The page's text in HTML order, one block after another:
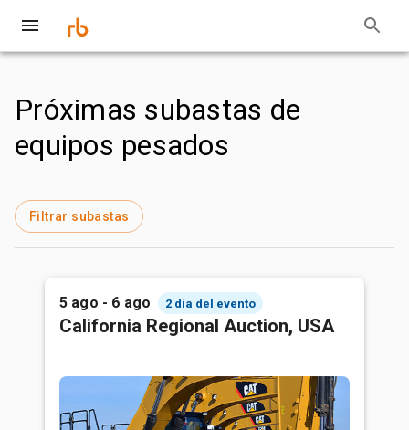
Próximas subastas de
equipos pesados
Filtrar subastas
5 ago - 6 ago 2 día del evento
California Regional Auction, USA